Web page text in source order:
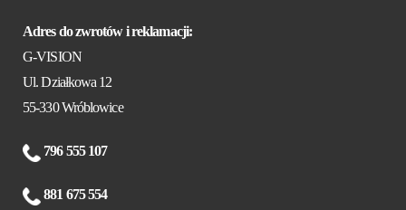
Adres do zwrotów i reklamacji:
G-VISION
Ul. Działkowa 12
55-330 Wróblowice
796 555 107
881 675 554